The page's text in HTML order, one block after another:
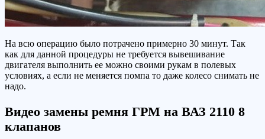
На всю операцию было потрачено примерно 30 минут. Так
как для данной процедуры не требуется вывешивание
двигателя выполнить ее можно своими рукам в полевых
условиях, а если не меняется помпа то даже колесо снимать не
надо.
Видео замены ремня ГРМ на ВАЗ 2110 8
клапанов